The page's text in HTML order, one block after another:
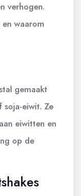
verhogen.
waarom
gemaakt
soja-eiwit. Ze
eiwitten en
op de